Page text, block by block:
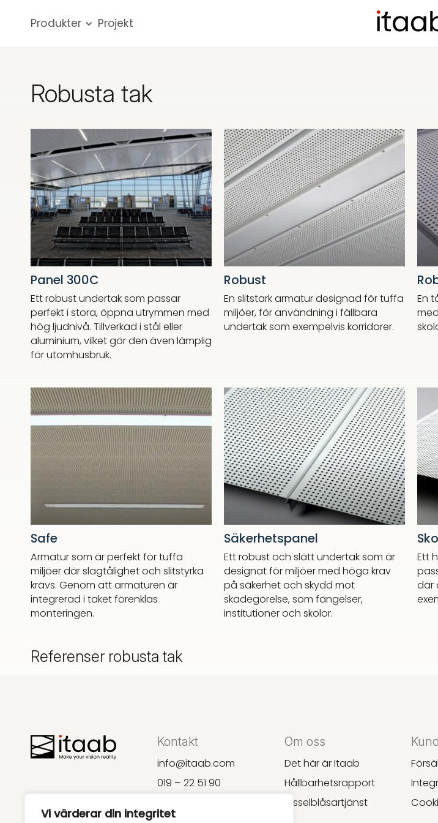
Vi värderar din integritet
Produkter Projekt
Robusta tak
Panel 300C
Ett robust undertak som passar
perfekt i stora, öppna utrymmen med
hög ljudnivå. Tillverkad i stål eller
aluminium, vilket gör den även lämplig
för utomhusbruk.
Robust
En slitstark armatur designad för tuffa
miljöer, för användning i fällbara
undertak som exempelvis korridorer.
En
Safe
Armatur som är perfekt för tuffa
miljöer där slagtålighet och slitstyrka
krävs. Genom att armaturen är
integrerad i taket förenklas
monteringen.
Säkerhetspanel
Ett robust och slätt undertak som är
designat för miljöer med höga krav
på säkerhet och skydd mot
skadegörelse, som fängelser,
institutioner och skolor.
Ett
där
Referenser robusta tak
Kontakt
info@itaab.com
019 – 22 51 90
Huvudkontor
Om oss
Det här är Itaab
Hållbarhetsrapport
Visselblåsartjänst